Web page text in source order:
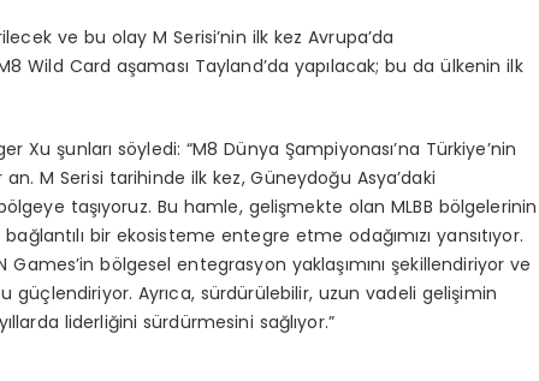
ve bu olay M Serisi’nin ilk kez Avrupa’da
Wild Card aşaması Tayland’da yapılacak; bu da ülkenin ilk
Xu şunları söyledi: “M8 Dünya Şampiyonası’na Türkiye’nin
M Serisi tarihinde ilk kez, Güneydoğu Asya’daki
taşıyoruz. Bu hamle, gelişmekte olan MLBB bölgelerinin
bir ekosisteme entegre etme odağımızı yansıtıyor.
bölgesel entegrasyon yaklaşımını şekillendiriyor ve
Ayrıca, sürdürülebilir, uzun vadeli gelişimin
liderliğini sürdürmesini sağlıyor.”